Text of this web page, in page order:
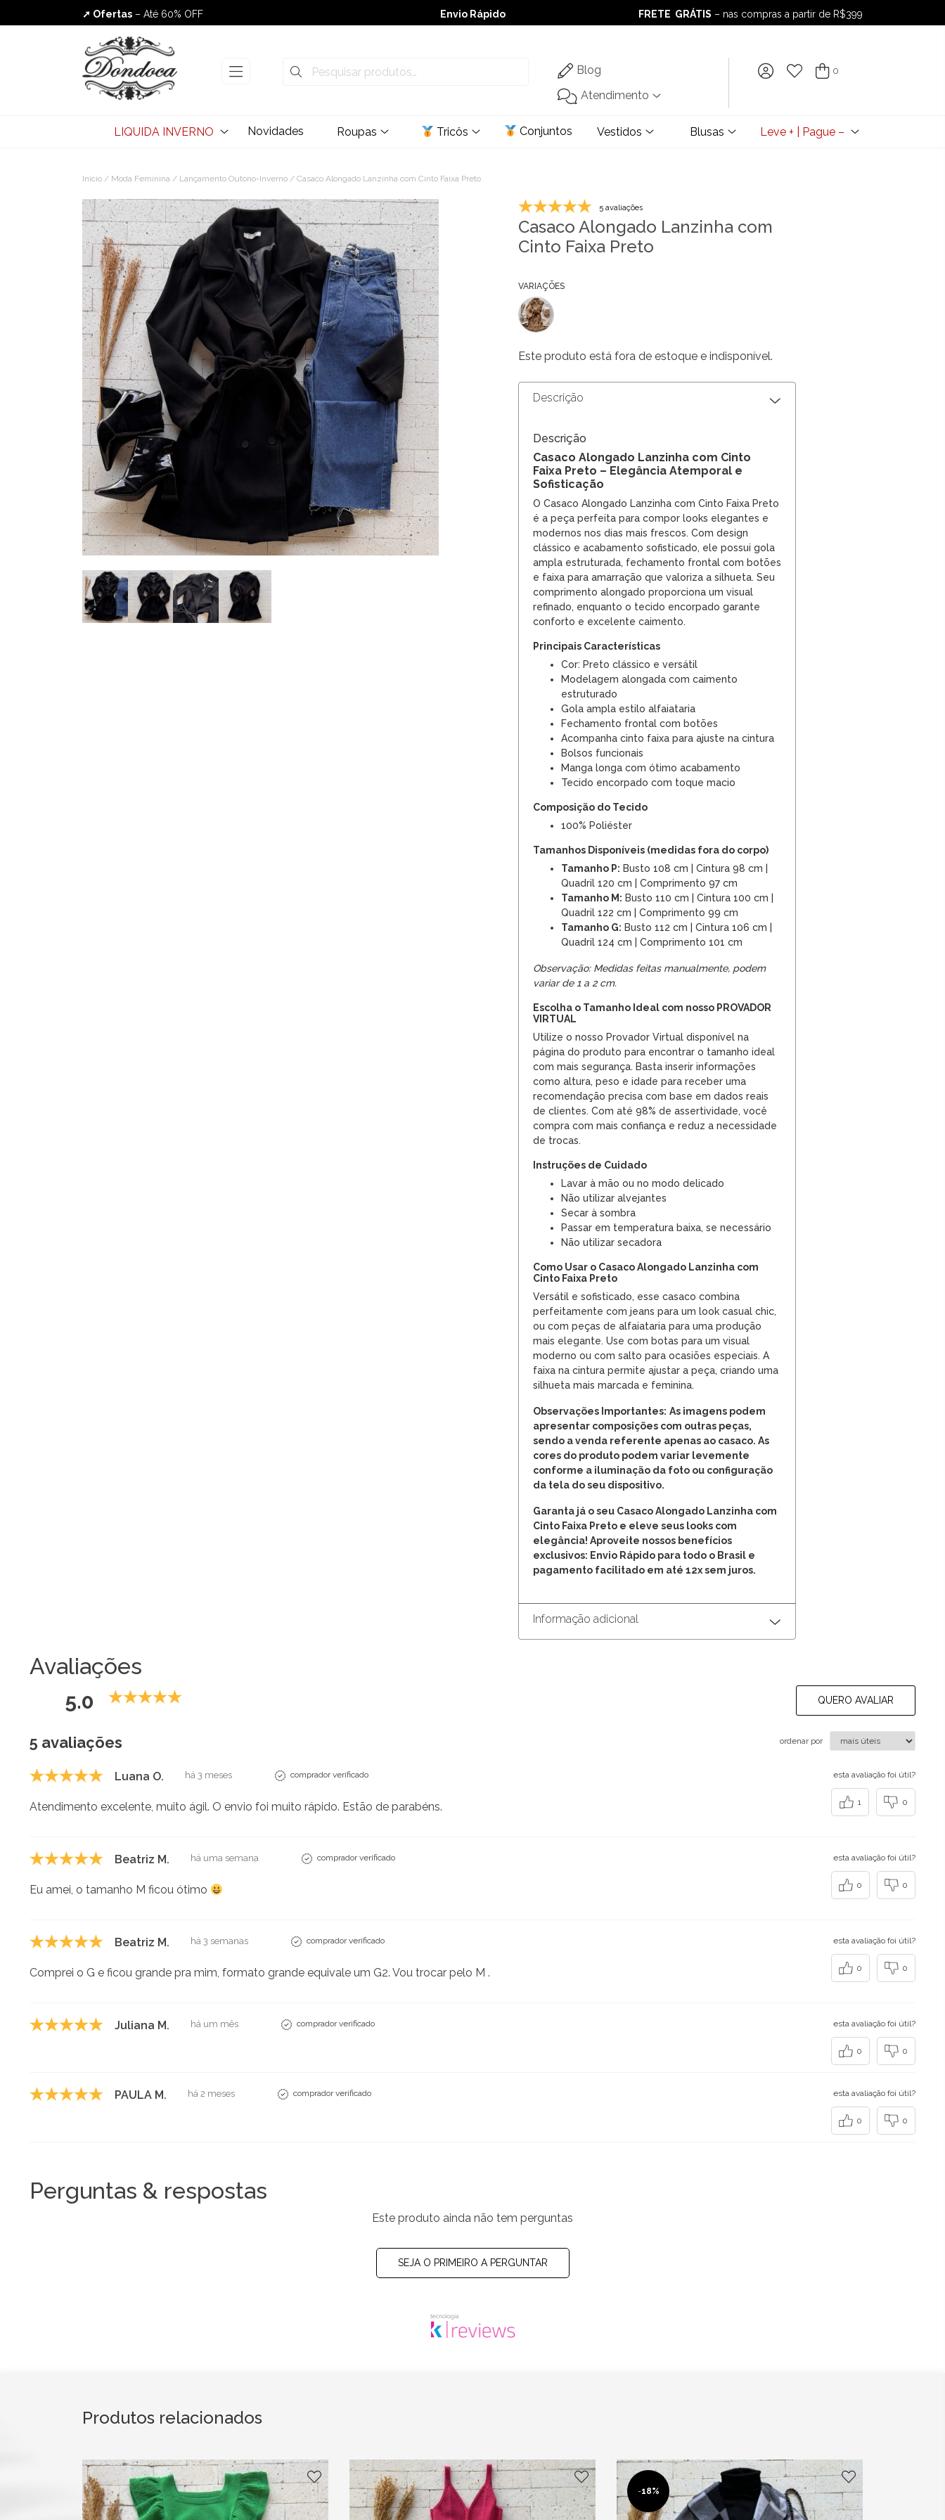
➚ Ofertas – Até 60% OFF
Envio Rápido
Envio Rápido
➚ Ofertas– Até 60% OFF
FRETE GRÁTIS – nas compras a partir de R$399
FRETE GRÁTIS– nas compras a partir de R$399
Blog
Atendimento
0
LIQUIDA INVERNO Novidades Roupas Tricôs Conjuntos Vestidos Blusas Leve + | Pague –
Início / Moda Feminina / Lançamento Outono-Inverno / Casaco Alongado Lanzinha com Cinto Faixa Preto
5 avaliações
Casaco Alongado Lanzinha com
Cinto Faixa Preto
VARIAÇÕES
Este produto está fora de estoque e indisponível.
Descrição
Descrição
Casaco Alongado Lanzinha com Cinto
Faixa Preto – Elegância Atemporal e
Sofisticação
O Casaco Alongado Lanzinha com Cinto Faixa Preto
é a peça perfeita para compor looks elegantes e
modernos nos dias mais frescos. Com design
clássico e acabamento sofisticado, ele possui gola
ampla estruturada, fechamento frontal com botões
e faixa para amarração que valoriza a silhueta. Seu
comprimento alongado proporciona um visual
refinado, enquanto o tecido encorpado garante
conforto e excelente caimento.
Principais Características
Cor: Preto clássico e versátil
Modelagem alongada com caimento
estruturado
Gola ampla estilo alfaiataria
Fechamento frontal com botões
Acompanha cinto faixa para ajuste na cintura
Bolsos funcionais
Manga longa com ótimo acabamento
Tecido encorpado com toque macio
Composição do Tecido
100% Poliéster
Tamanhos Disponíveis (medidas fora do corpo)
Tamanho P: Busto 108 cm | Cintura 98 cm |
Quadril 120 cm | Comprimento 97 cm
Tamanho M: Busto 110 cm | Cintura 100 cm |
Quadril 122 cm | Comprimento 99 cm
Tamanho G: Busto 112 cm | Cintura 106 cm |
Quadril 124 cm | Comprimento 101 cm
Observação: Medidas feitas manualmente, podem
variar de 1 a 2 cm.
Escolha o Tamanho Ideal com nosso PROVADOR
VIRTUAL
Utilize o nosso Provador Virtual disponível na
página do produto para encontrar o tamanho ideal
com mais segurança. Basta inserir informações
como altura, peso e idade para receber uma
recomendação precisa com base em dados reais
de clientes. Com até 98% de assertividade, você
compra com mais confiança e reduz a necessidade
de trocas.
Instruções de Cuidado
Lavar à mão ou no modo delicado
Não utilizar alvejantes
Secar à sombra
Passar em temperatura baixa, se necessário
Não utilizar secadora
Como Usar o Casaco Alongado Lanzinha com
Cinto Faixa Preto
Versátil e sofisticado, esse casaco combina
perfeitamente com jeans para um look casual chic,
ou com peças de alfaiataria para uma produção
mais elegante. Use com botas para um visual
moderno ou com salto para ocasiões especiais. A
faixa na cintura permite ajustar a peça, criando uma
silhueta mais marcada e feminina.
Observações Importantes: As imagens podem
apresentar composições com outras peças,
sendo a venda referente apenas ao casaco. As
cores do produto podem variar levemente
conforme a iluminação da foto ou configuração
da tela do seu dispositivo.
Garanta já o seu Casaco Alongado Lanzinha com
Cinto Faixa Preto e eleve seus looks com
elegância! Aproveite nossos benefícios
exclusivos: Envio Rápido para todo o Brasil e
pagamento facilitado em até 12x sem juros.
Informação adicional
Avaliações
5.0 QUERO AVALIAR
5 avaliações ordenar por
Luana O. há 3 meses comprador verificado
Atendimento excelente, muito ágil. O envio foi muito rápido. Estão de parabéns.
esta avaliação foi útil?
1 0
Beatriz M. há uma semana comprador verificado
Eu amei, o tamanho M ficou ótimo
esta avaliação foi útil?
0 0
Beatriz M. há 3 semanas comprador verificado
Comprei o G e ficou grande pra mim, formato grande equivale um G2. Vou trocar pelo M .
esta avaliação foi útil?
0 0
Juliana M. há um mês comprador verificado esta avaliação foi útil?
0 0
PAULA M. há 2 meses comprador verificado esta avaliação foi útil?
0 0
Perguntas & respostas
Este produto ainda não tem perguntas
SEJA O PRIMEIRO A PERGUNTAR
Produtos relacionados
-18%